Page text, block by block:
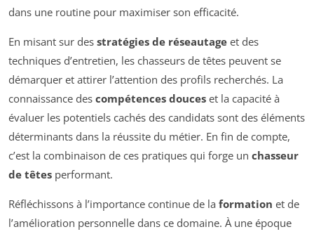
dans une routine pour maximiser son efficacité.
En misant sur des stratégies de réseautage et des
techniques d’entretien, les chasseurs de têtes peuvent se
démarquer et attirer l’attention des profils recherchés. La
connaissance des compétences douces et la capacité à
évaluer les potentiels cachés des candidats sont des éléments
déterminants dans la réussite du métier. En fin de compte,
c’est la combinaison de ces pratiques qui forge un chasseur
de têtes performant.
Réfléchissons à l’importance continue de la formation et de
l’amélioration personnelle dans ce domaine. À une époque